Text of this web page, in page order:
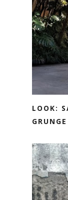
LOOK:
GRUNGE